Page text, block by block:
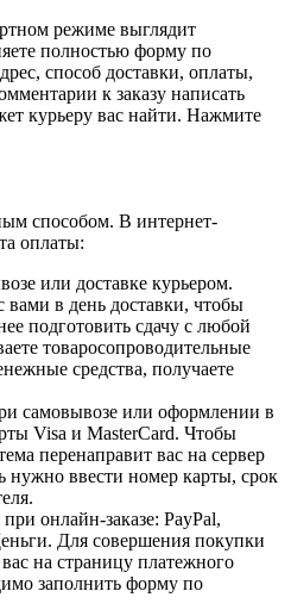
режиме выглядит
полностью форму по
способ доставки, оплаты,
к заказу написать
курьеру вас найти. Нажмите
способом. В интернет-
оплаты:
или доставке курьером.
вами в день доставки, чтобы
подготовить сдачу с любой
товаросопроводительные
средства, получаете
самовывозе или оформлении в
Visa и MasterCard. Чтобы
перенаправит вас на сервер
нужно ввести номер карты, срок
онлайн-заказе: PayPal,
Для совершения покупки
на страницу платежного
заполнить форму по